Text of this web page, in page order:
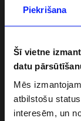
Piekrišana
Šī vietne
datu
Mēs
atbilstošu
interesēm, un